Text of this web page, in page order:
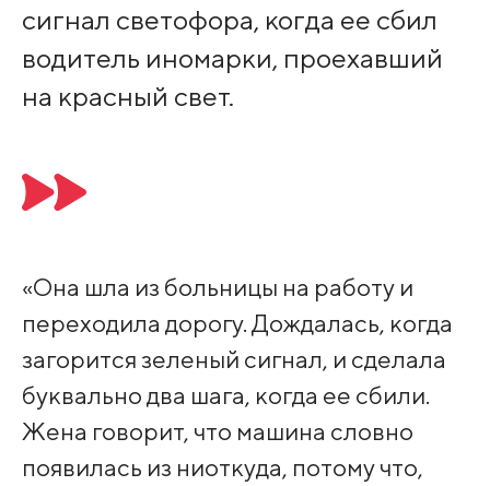
сигнал светофора, когда ее сбил
водитель иномарки, проехавший
на красный свет.
«Она шла из больницы на работу и
переходила дорогу. Дождалась, когда
загорится зеленый сигнал, и сделала
буквально два шага, когда ее сбили.
Жена говорит, что машина словно
появилась из ниоткуда, потому что,